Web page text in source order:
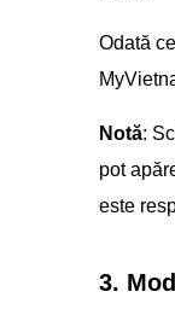
Odată
Notă:
pot
este
3.